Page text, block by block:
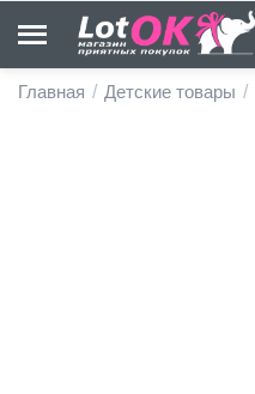
Главная / Детские товары /